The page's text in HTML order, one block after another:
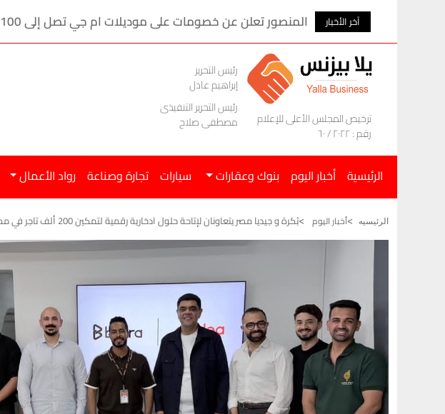
آخر الأخبار المنصور تعلن عن خصومات على موديلات ام جي تصل إلى 100 ألف جنيه
ترخيص المجلس الأعلى للإعلام
رقم : ٢٠٢٢ / ٦٠
رئيس التحرير
إبراهيم عادل
رئيس التحرير التنفيذى
مصطفى صلاح
الرئيسية أخبار اليوم بنوك وعقارات سيارات تجارة وصناعة رواد الأعمال
الرئيسيه أخبار اليوم بُكرة و جيديا مصر يتعاونان لإتاحة حلول ادخارية رقمية لتمكين 200 ألف تاجر في مصر